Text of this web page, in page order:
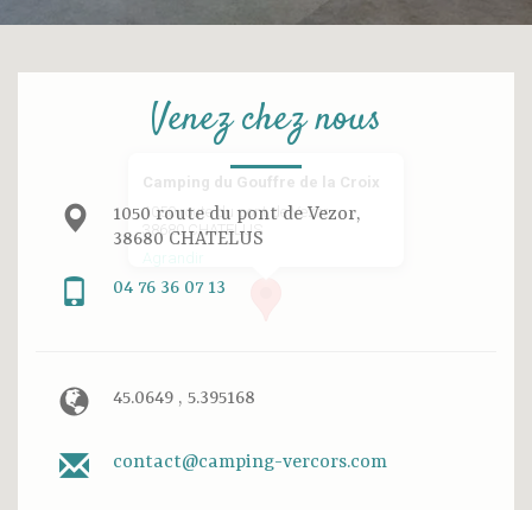
1050 route du pont de Vezor,
38680 CHATELUS
Agrandir
Venez chez nous
1050 route du pont de Vezor,
38680 CHATELUS